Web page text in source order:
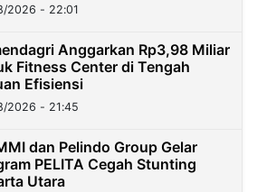
2026 - 22:01
Anggarkan Rp3,98 Miliar
Fitness Center di Tengah
Efisiensi
2026 - 21:45
dan Pelindo Group Gelar
PELITA Cegah Stunting
Utara